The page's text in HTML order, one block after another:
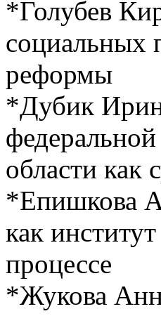
*Голубев
социальных
реформы
*Дубик
области как
*Епишкова
как
процессе
*Жукова